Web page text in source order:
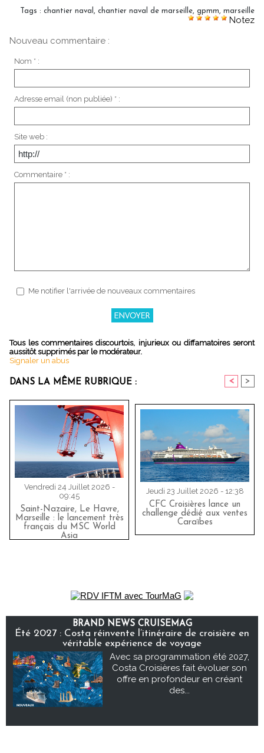
Tags : chantier naval chantier naval de marseille gpmm marseille
Notez
Nouveau commentaire :
Nom * :
Adresse email (non publiée) * :
Site web :
Commentaire * :
Me notifier l'arrivée de nouveaux commentaires
Tous les commentaires discourtois, injurieux ou diffamatoires seront
aussitôt supprimés par le modérateur.
Signaler un abus
DANS LA MÊME RUBRIQUE : < >
Vendredi 24 Juillet 2026 -
09:45
Saint-Nazaire, Le Havre,
Marseille : le lancement très
français du MSC World
Asia
Jeudi 23 Juillet 2026 - 12:38
CFC Croisières lance un
challenge dédié aux ventes
Caraïbes
BRAND NEWS CRUISEMAG
Été 2027 : Costa réinvente l’itinéraire de croisière en
véritable expérience de voyage
Avec sa programmation été 2027,
Costa Croisières fait évoluer son
offre en profondeur en créant
des...